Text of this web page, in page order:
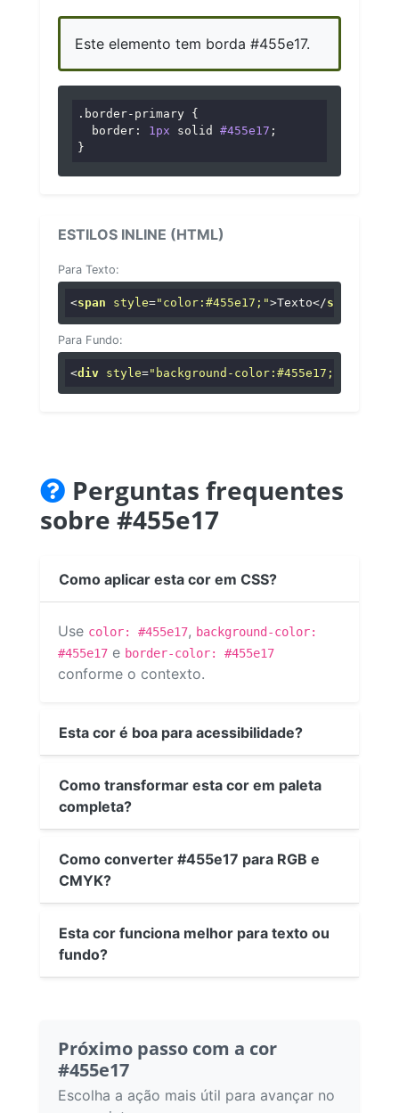
Este elemento tem borda #455e17.
.border-primary {
border : 1px solid #455e17 ;
}
ESTILOS INLINE (HTML)
Para Texto:
<span style="color:#455e17;">Texto</span
Para Fundo:
<div style="background-color:#455e17;"
Perguntas frequentes
sobre #455e17
Como aplicar esta cor em CSS?
Use color: #455e17, background-color:
#455e17 e border-color: #455e17
conforme o contexto.
Esta cor é boa para acessibilidade?
Como transformar esta cor em paleta
completa?
Como converter #455e17 para RGB e
CMYK?
Esta cor funciona melhor para texto ou
fundo?
Próximo passo com a cor
#455e17
Escolha a ação mais útil para avançar no